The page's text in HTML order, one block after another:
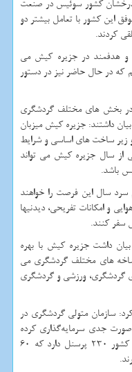
درخشان کشور سوئیس در صنعت
این کشور با تعامل بیشتر دو
کردند.
و هدفمند در جزيره كيش می
که در حال حاضر نیز در دستور
بخش های مختلف گردشگری
داشتند: جزیره کیش میزبان
زیر ساخت های اساسی و شرایط
سال جزیره کیش می تواند
باشد.
سرد سال این فرصت را خواهند
و امکانات تفریحی، دیدنیها
سفر کنند.
داشت جزیره کیش با بهره
های مختلف گردشگری مى
گردشگری، ورزشی و گردشگری
سازمان متولی گردشگری در
جدی سرمایه‌گذاری کرده
است و در حال حاضر سازمان گردشگری این کشور 230 پرسنل دارد که 60